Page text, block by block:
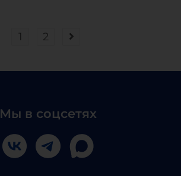
1 2
Мы в соцсетях